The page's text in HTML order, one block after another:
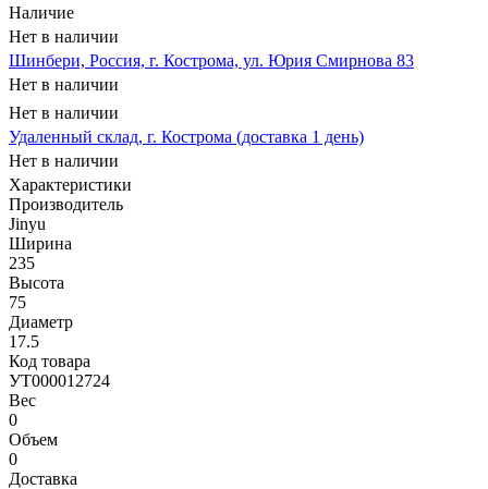
Наличие
Нет в наличии
Шинбери, Россия, г. Кострома, ул. Юрия Смирнова 83
Нет в наличии
Нет в наличии
Удаленный склад, г. Кострома (доставка 1 день)
Нет в наличии
Характеристики
Производитель
Jinyu
Ширина
235
Высота
75
Диаметр
17.5
Код товара
УТ000012724
Вес
0
Объем
0
Доставка